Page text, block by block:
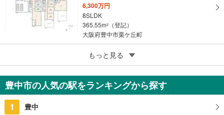
6,300万円
8SLDK
365.55m2
（登記）
大阪府豊中市栗ケ丘町
豊中市東豊中町3丁目
2億4,000万円
4LDK
249.65m2
大阪府豊中市東豊中町3丁目
もっと見る
豊中市の人気の駅をランキングから探す
1 豊中